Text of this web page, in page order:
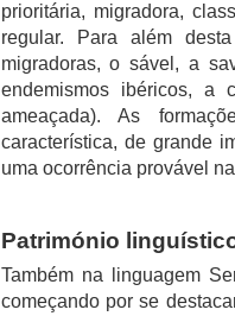
prioritária, migradora,
regular. Para além
migradoras, o sável, a
endemismos ibéricos, a
ameaçada). As
característica, de grande
uma ocorrência provável
Património
Também na linguagem
começando por se